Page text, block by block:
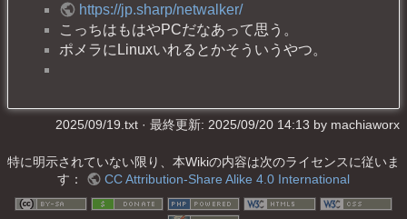
https://jp.sharp/netwalker/
こっちはもはやPCだなあって思う。
ポメラにLinuxいれるとかそういうやつ。
2025/09/19.txt · 最終更新: 2025/09/20 14:13 by machiaworx
特に明示されていない限り、本Wikiの内容は次のライセンスに従いま
す：
CC Attribution-Share Alike 4.0 International